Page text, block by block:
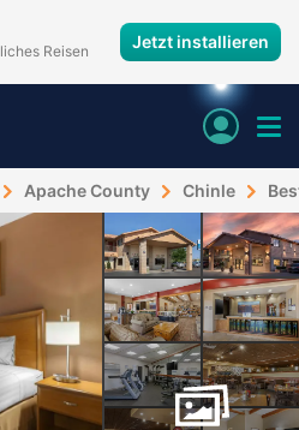
Reisen Jetzt installieren
Apache County Chinle